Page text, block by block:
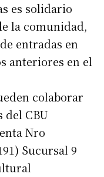
es solidario
la comunidad,
entradas en
anteriores en el
colaborar
del CBU
Nro
Sucursal 9